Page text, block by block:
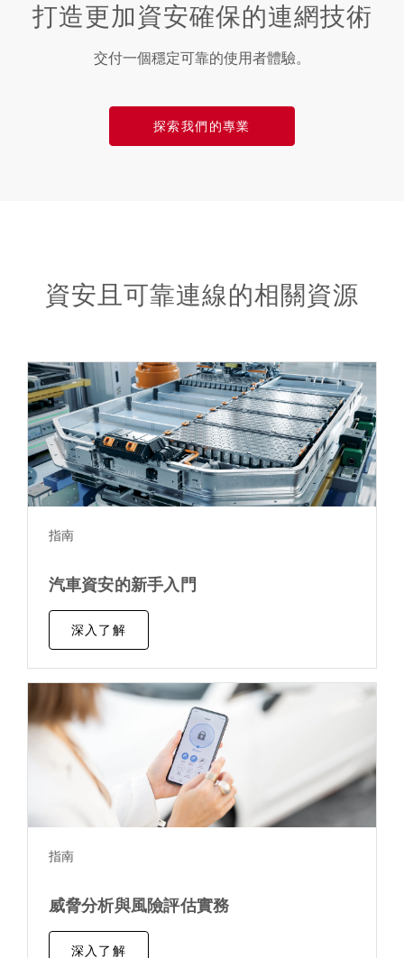
打造更加資安確保的連網技術
交付一個穩定可靠的使用者體驗。
探索我們的專業
資安且可靠連線的相關資源
指南
汽車資安的新手入門
深入了解
指南
威脅分析與風險評估實務
深入了解